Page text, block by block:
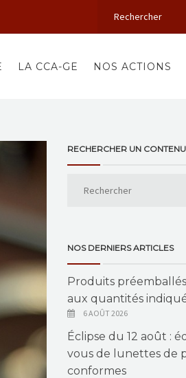
LA CCA-GE NOS ACTIONS
RECHERCHER UN CONTENU
NOS DERNIERS ARTICLES
Produits
aux quantités
6 AOÛT 2026
Éclipse du 12 août :
vous de lunettes de
conformes